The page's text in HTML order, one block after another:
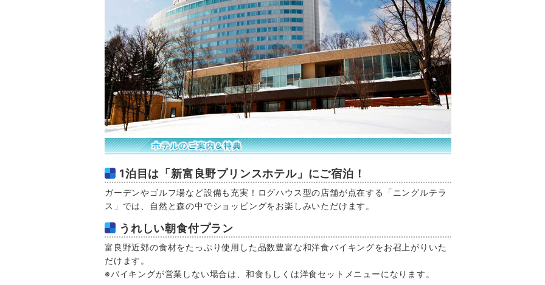
1泊目は「新富良野プリンスホテル」にご宿泊！
ガーデンやゴルフ場など設備も充実！ログハウス型の店舗が点在する「ニングルテラ
ス」では、自然と森の中でショッピングをお楽しみいただけます。
うれしい朝食付プラン
富良野近郊の食材をたっぷり使用した品数豊富な和洋食バイキングをお召上がりいた
だけます。
※バイキングが営業しない場合は、和食もしくは洋食セットメニューになります。